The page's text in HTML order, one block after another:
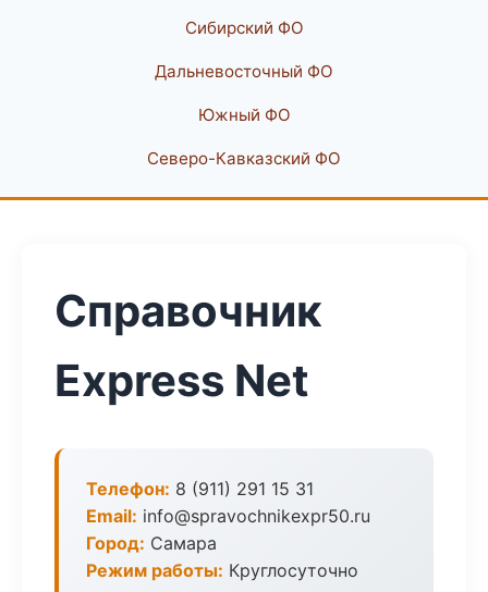
Сибирский ФО
Дальневосточный ФО
Южный ФО
Северо-Кавказский ФО
Справочник
Express Net
Телефон: 8 (911) 291 15 31
Email: info@spravochnikexpr50.ru
Город: Самара
Режим работы: Круглосуточно